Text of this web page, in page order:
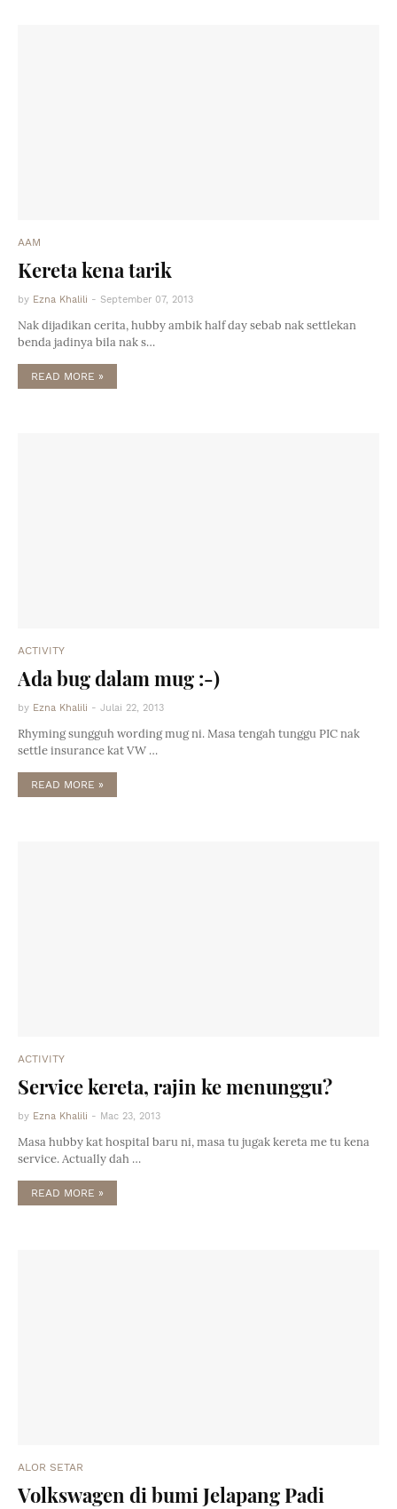
AAM
Kereta kena tarik
by Ezna Khalili - September 07, 2013
Nak dijadikan cerita, hubby ambik half day sebab nak settlekan
benda jadinya bila nak s…
READ MORE »
ACTIVITY
Ada bug dalam mug :-)
by Ezna Khalili - Julai 22, 2013
Rhyming sungguh wording mug ni. Masa tengah tunggu PIC nak
settle insurance kat VW …
READ MORE »
ACTIVITY
Service kereta, rajin ke menunggu?
by Ezna Khalili - Mac 23, 2013
Masa hubby kat hospital baru ni, masa tu jugak kereta me tu kena
service. Actually dah …
READ MORE »
ALOR SETAR
Volkswagen di bumi Jelapang Padi